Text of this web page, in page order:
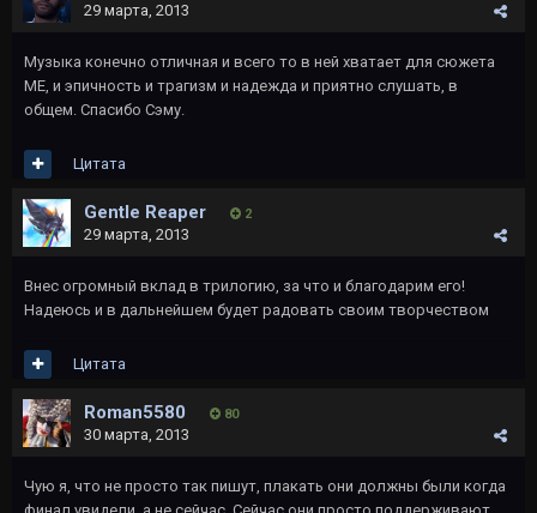
29 марта, 2013
Музыка конечно отличная и всего то в ней хватает для сюжета
МЕ, и эпичность и трагизм и надежда и приятно слушать, в
общем. Спасибо Сэму.
Цитата
Gentle Reaper 2
29 марта, 2013
Внес огромный вклад в трилогию, за что и благодарим его!
Надеюсь и в дальнейшем будет радовать своим творчеством
Цитата
Roman5580 80
30 марта, 2013
Чую я, что не просто так пишут, плакать они должны были когда